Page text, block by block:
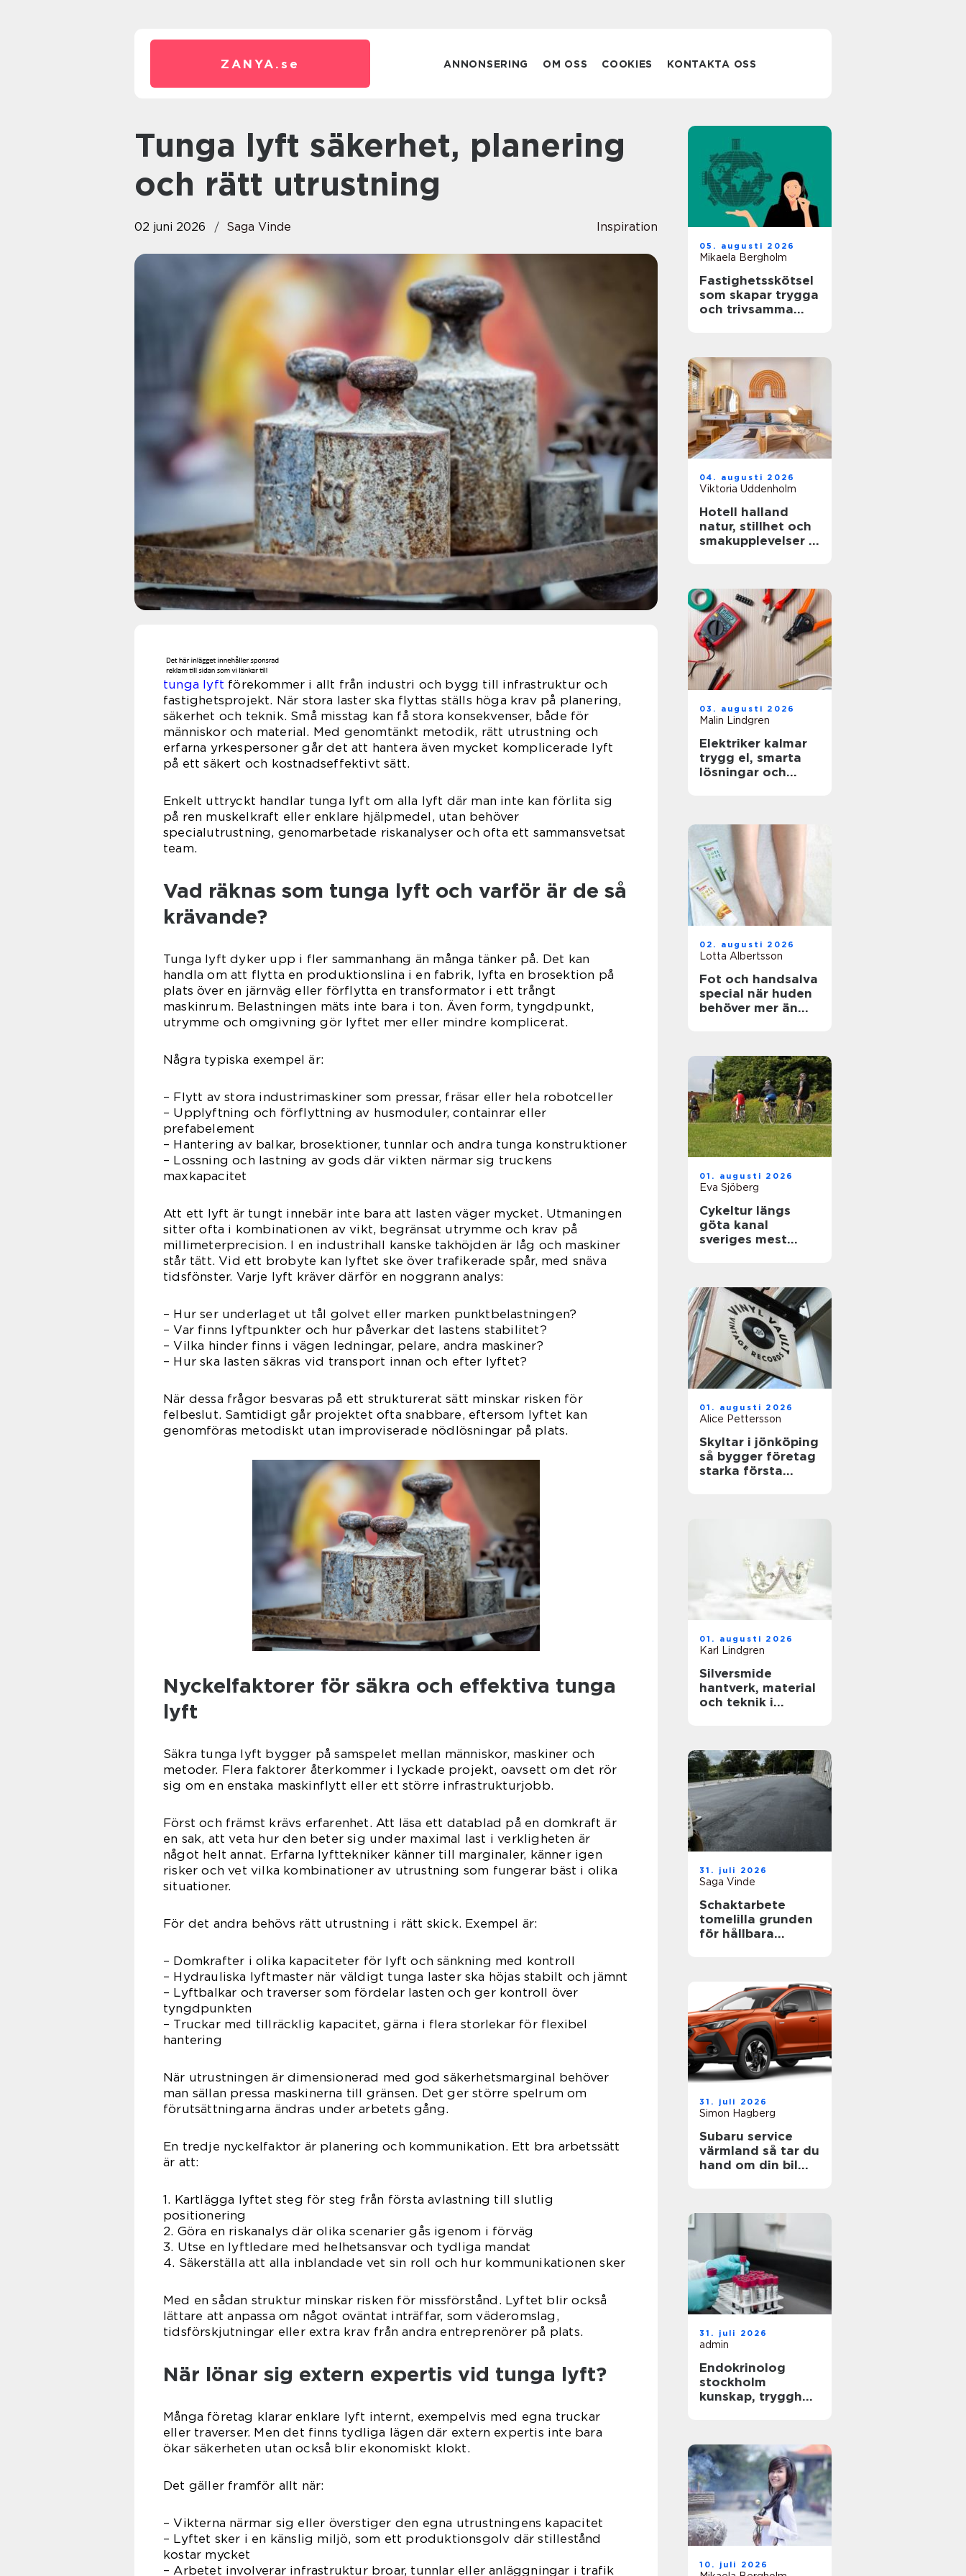
ZANYA. se ANNONSERING OM OSS COOKIES KONTAKTA OSS
Tunga lyft säkerhet, planering
och rätt utrustning
02 juni 2026 Saga Vinde Inspiration
tunga lyft förekommer i allt från industri och bygg till infrastruktur och
fastighetsprojekt. När stora laster ska flyttas ställs höga krav på planering,
säkerhet och teknik. Små misstag kan få stora konsekvenser, både för
människor och material. Med genomtänkt metodik, rätt utrustning och
erfarna yrkespersoner går det att hantera även mycket komplicerade lyft
på ett säkert och kostnadseffektivt sätt.
Enkelt uttryckt handlar tunga lyft om alla lyft där man inte kan förlita sig
på ren muskelkraft eller enklare hjälpmedel, utan behöver
specialutrustning, genomarbetade riskanalyser och ofta ett sammansvetsat
team.
Vad räknas som tunga lyft och varför är de så
krävande?
Tunga lyft dyker upp i fler sammanhang än många tänker på. Det kan
handla om att flytta en produktionslina i en fabrik, lyfta en brosektion på
plats över en järnväg eller förflytta en transformator i ett trångt
maskinrum. Belastningen mäts inte bara i ton. Även form, tyngdpunkt,
utrymme och omgivning gör lyftet mer eller mindre komplicerat.
Några typiska exempel är:
– Flytt av stora industrimaskiner som pressar, fräsar eller hela robotceller
– Upplyftning och förflyttning av husmoduler, containrar eller
prefabelement
– Hantering av balkar, brosektioner, tunnlar och andra tunga konstruktioner
– Lossning och lastning av gods där vikten närmar sig truckens
maxkapacitet
Att ett lyft är tungt innebär inte bara att lasten väger mycket. Utmaningen
sitter ofta i kombinationen av vikt, begränsat utrymme och krav på
millimeterprecision. I en industrihall kanske takhöjden är låg och maskiner
står tätt. Vid ett brobyte kan lyftet ske över trafikerade spår, med snäva
tidsfönster. Varje lyft kräver därför en noggrann analys:
– Hur ser underlaget ut tål golvet eller marken punktbelastningen?
– Var finns lyftpunkter och hur påverkar det lastens stabilitet?
– Vilka hinder finns i vägen ledningar, pelare, andra maskiner?
– Hur ska lasten säkras vid transport innan och efter lyftet?
När dessa frågor besvaras på ett strukturerat sätt minskar risken för
felbeslut. Samtidigt går projektet ofta snabbare, eftersom lyftet kan
genomföras metodiskt utan improviserade nödlösningar på plats.
Nyckelfaktorer för säkra och effektiva tunga
lyft
Säkra tunga lyft bygger på samspelet mellan människor, maskiner och
metoder. Flera faktorer återkommer i lyckade projekt, oavsett om det rör
sig om en enstaka maskinflytt eller ett större infrastrukturjobb.
Först och främst krävs erfarenhet. Att läsa ett datablad på en domkraft är
en sak, att veta hur den beter sig under maximal last i verkligheten är
något helt annat. Erfarna lyfttekniker känner till marginaler, känner igen
risker och vet vilka kombinationer av utrustning som fungerar bäst i olika
situationer.
För det andra behövs rätt utrustning i rätt skick. Exempel är:
– Domkrafter i olika kapaciteter för lyft och sänkning med kontroll
– Hydrauliska lyftmaster när väldigt tunga laster ska höjas stabilt och jämnt
– Lyftbalkar och traverser som fördelar lasten och ger kontroll över
tyngdpunkten
– Truckar med tillräcklig kapacitet, gärna i flera storlekar för flexibel
hantering
När utrustningen är dimensionerad med god säkerhetsmarginal behöver
man sällan pressa maskinerna till gränsen. Det ger större spelrum om
förutsättningarna ändras under arbetets gång.
En tredje nyckelfaktor är planering och kommunikation. Ett bra arbetssätt
är att:
1. Kartlägga lyftet steg för steg från första avlastning till slutlig
positionering
2. Göra en riskanalys där olika scenarier gås igenom i förväg
3. Utse en lyftledare med helhetsansvar och tydliga mandat
4. Säkerställa att alla inblandade vet sin roll och hur kommunikationen sker
Med en sådan struktur minskar risken för missförstånd. Lyftet blir också
lättare att anpassa om något oväntat inträffar, som väderomslag,
tidsförskjutningar eller extra krav från andra entreprenörer på plats.
När lönar sig extern expertis vid tunga lyft?
Många företag klarar enklare lyft internt, exempelvis med egna truckar
eller traverser. Men det finns tydliga lägen där extern expertis inte bara
ökar säkerheten utan också blir ekonomiskt klokt.
Det gäller framför allt när:
– Vikterna närmar sig eller överstiger den egna utrustningens kapacitet
– Lyftet sker i en känslig miljö, som ett produktionsgolv där stillestånd
kostar mycket
– Arbetet involverar infrastruktur broar, tunnlar eller anläggningar i trafik
05. augusti 2026
Mikaela Bergholm
Fastighetsskötsel
som skapar trygga
och trivsamma
04. augusti 2026
Viktoria Uddenholm
Hotell halland
natur, stillhet och
smakupplevelser i
03. augusti 2026
Malin Lindgren
Elektriker kalmar
trygg el, smarta
lösningar och
02. augusti 2026
Lotta Albertsson
Fot och handsalva
special när huden
behöver mer än
01. augusti 2026
Eva Sjöberg
Cykeltur längs
göta kanal
sveriges mest
01. augusti 2026
Alice Pettersson
Skyltar i jönköping
så bygger företag
starka första
01. augusti 2026
Karl Lindgren
Silversmide
hantverk, material
och teknik i
31. juli 2026
Saga Vinde
Schaktarbete
tomelilla grunden
för hållbara
31. juli 2026
Simon Hagberg
Subaru service
värmland så tar du
hand om din bil
31. juli 2026
admin
Endokrinolog
stockholm
kunskap, trygghet
10. juli 2026